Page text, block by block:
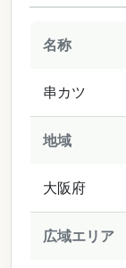
名称
串カツ
地域
大阪府
広域エリア